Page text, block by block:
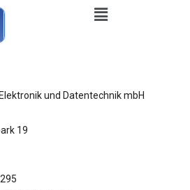
und Datentechnik mbH
19